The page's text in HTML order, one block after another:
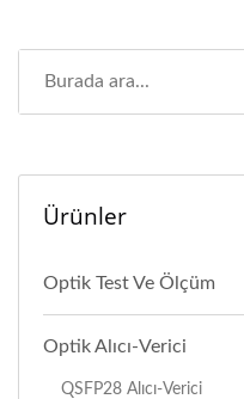
Ürünler
Optik Test Ve Ölçüm
Optik Alıcı-Verici
QSFP28 Alıcı-Verici